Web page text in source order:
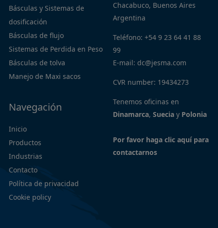
Chacabuco, Buenos Aires
Argentina
Teléfono:+54 9 23 64 41 88
99
E-mail: dc@jesma.com
CVR number: 19434273
Tenemos oficinas en
Dinamarca,Suecia y Polonia
Por favor haga clic aquí para
contactarnos
Básculas y Sistemas de
dosificación
Básculas de flujo
Sistemas de Perdida en Peso
Básculas de tolva
Manejo de Maxi sacos
Navegación
Inicio
Productos
Industrias
Contacto
Política de privacidad
Cookie policy